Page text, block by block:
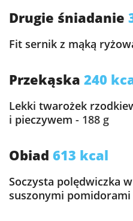
Drugie śniadanie
Fit sernik z mąką
Przekąska 240
Lekki twarożek
i pieczywem - 188 g
Obiad 613 kcal
Soczysta polędwiczka
suszonymi pomidorami